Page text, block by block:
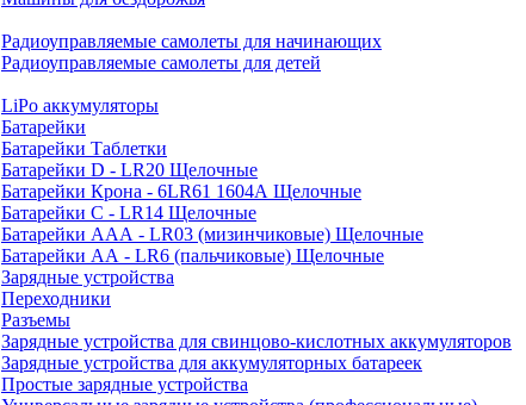
Радиоуправляемые самолеты для начинающих
Радиоуправляемые самолеты для детей
LiPo аккумуляторы
Батарейки
Батарейки Таблетки
Батарейки D - LR20 Щелочные
Батарейки Крона - 6LR61 1604A Щелочные
Батарейки C - LR14 Щелочные
Батарейки AAA - LR03 (мизинчиковые) Щелочные
Батарейки AA - LR6 (пальчиковые) Щелочные
Зарядные устройства
Переходники
Разъемы
Зарядные устройства для свинцово-кислотных аккумуляторов
Зарядные устройства для аккумуляторных батареек
Простые зарядные устройства